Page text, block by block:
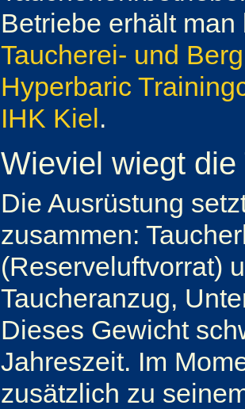
Betriebe erhält
Taucherei- und
Hyperbaric
IHK Kiel.
Wieviel wiegt
Die Ausrüstung
zusammen:
(Reserveluftvorrat)
Taucheranzug,
Dieses Gewicht
Jahreszeit. Im
zusätzlich zu